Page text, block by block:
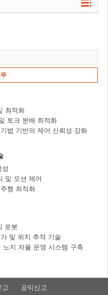
최적화
토크 분배 최적화
법 기반의 제어 신뢰성 강화
및 모션 제어
행 최적화
로봇
및 위치 추적 기술
지 자율 운영 시스템 구축
고 공익신고